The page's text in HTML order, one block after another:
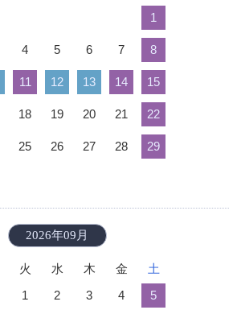
1
4 5 6 7 8
11 12 13 14 15
18 19 20 21 22
25 26 27 28 29
2026年09月
火 水 木 金
土
1
2 3 4 5